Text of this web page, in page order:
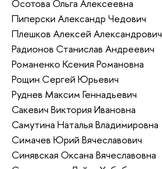
Осотова Ольга Алексеевна
Пиперски Александр Чедович
Плешков Алексей Александрович
Радионов Станислав Андреевич
Романенко Ксения Романовна
Рощин Сергей Юрьевич
Руднев Максим Геннадьевич
Сакевич Виктория Ивановна
Самутина Наталья Владимировна
Симачев Юрий Вячеславович
Синявская Оксана Вячеславовна